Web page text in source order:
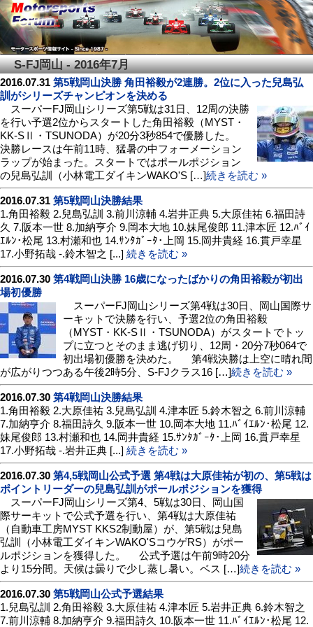
S-FJ岡山 - 2016年7月
2016.07.31 第5戦岡山決勝 角田裕毅が2連勝。2位に入った兒島弘
訓がシリーズチャンピオンを決める
スーパーFJ岡山シリーズ第5戦は31日、12周の決勝
を行い予選2位からスタートした角田裕毅（MYST・
KK-SⅡ・TSUNODA）が20分3秒854で優勝した。
決勝レースは午前11時、猛暑の中フォーメーション
ラップが始まった。スタートではポールポジション
の兒島弘訓（小林電工ダイキンWAKO'S […]続きを読む »
2016.07.31 第5戦岡山決勝結果
1.角田裕毅 2.兒島弘訓 3.前川涼輔 4.岩井正典 5.大原佳祐 6.福田詩
久 7.阪本一世 8.加納亨介 9.岡本大地 10.妹尾俊郎 11.津本匠 12.ﾊﾞｲ
ｴﾙﾝ･松尾 13.村瀬和也 14.ｻﾝﾀｶﾞｰﾀ･上岡 15.岡井貴経 16.貫戸幸星
17.小野拓哉 -.鈴木智之 [...] 続きを読む »
2016.07.30 第4戦岡山決勝 16歳になったばかりの角田裕毅が初出
場初優勝
スーパーFJ岡山シリーズ第4戦は30日、岡山国際サ
ーキットで決勝を行い、予選2位の角田裕毅
（MYST・KK-SⅡ・TSUNODA）がスタートでトッ
プに立つとそのまま逃げ切り、12周・20分7秒064で
初出場初優勝を決めた。 第4戦決勝は上空に晴れ間
が広がりつつある午後2時5分、S-FJクラス16 […]続きを読む »
2016.07.30 第4戦岡山決勝結果
1.角田裕毅 2.大原佳祐 3.兒島弘訓 4.津本匠 5.鈴木智之 6.前川涼輔
7.加納亨介 8.福田詩久 9.阪本一世 10.岡本大地 11.ﾊﾞｲｴﾙﾝ･松尾 12.
妹尾俊郎 13.村瀬和也 14.岡井貴経 15.ｻﾝﾀｶﾞｰﾀ･上岡 16.貫戸幸星
17.小野拓哉 -.岩井正典 [...] 続きを読む »
2016.07.30 第4,5戦岡山公式予選 第4戦は大原佳祐が初の、第5戦は
ポイントリーダーの兒島弘訓がポールポジションを獲得
スーパーFJ岡山シリーズ第4、5戦は30日、岡山国
際サーキットで公式予選を行い、第4戦は大原佳祐
（自動車工房MYST KKS2制動屋）が、第5戦は兒島
弘訓（小林電工ダイキンWAKO'SコウゲRS）がポー
ルポジションを獲得した。 公式予選は午前9時20分
より15分間。天候は曇りで少し蒸し暑い。ベス […]続きを読む »
2016.07.30 第5戦岡山公式予選結果
1.兒島弘訓 2.角田裕毅 3.大原佳祐 4.津本匠 5.岩井正典 6.鈴木智之
7.前川涼輔 8.加納亨介 9.福田詩久 10.阪本一世 11.ﾊﾞｲｴﾙﾝ･松尾 12.